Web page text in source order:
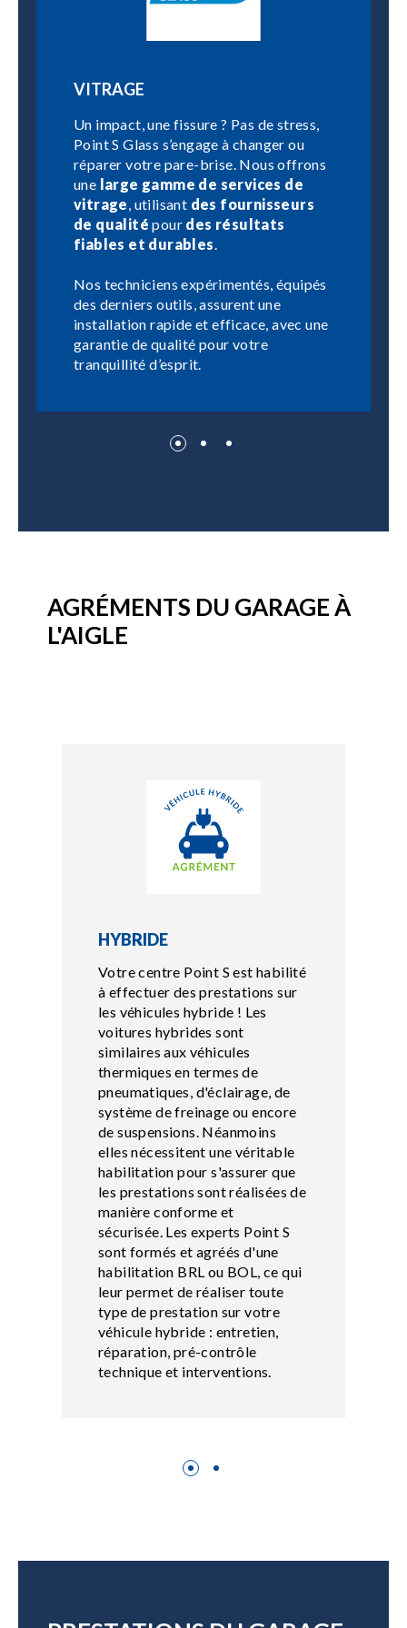
VITRAGE
Un impact, une fissure ? Pas de stress,
Point S Glass s’engage à changer ou
réparer votre pare-brise. Nous offrons
une large gamme de services de
vitrage , utilisant des fournisseurs
de qualité pour des résultats
fiables et durables
Nos techniciens expérimentés, équipés
des derniers outils, assurent une
installation rapide et efficace, avec une
garantie de qualité pour votre
tranquillité d’esprit.
AGRÉMENTS DU GARAGE À
L'AIGLE
HYBRIDE
Votre centre Point S est habilité
à effectuer des prestations sur
les véhicules hybride ! Les
voitures hybrides sont
similaires aux véhicules
thermiques en termes de
pneumatiques, d'éclairage, de
système de freinage ou encore
de suspensions. Néanmoins
elles nécessitent une véritable
habilitation pour s'assurer que
les prestations sont réalisées de
manière conforme et
sécurisée. Les experts Point S
sont formés et agréés d'une
habilitation BRL ou BOL, ce qui
leur permet de réaliser toute
type de prestation sur votre
véhicule hybride : entretien,
réparation, pré-contrôle
technique et interventions.